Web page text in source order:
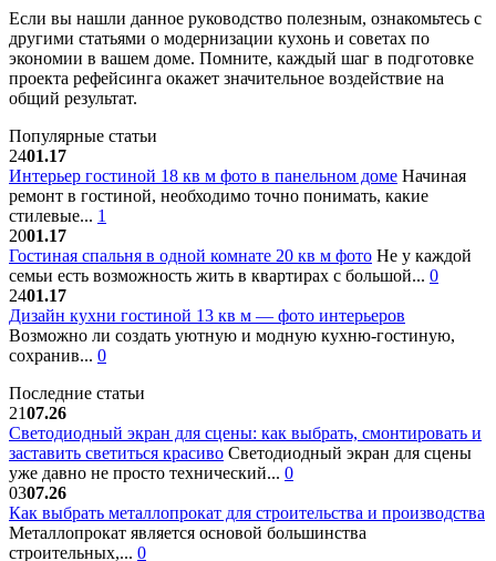
Если вы нашли данное руководство полезным, ознакомьтесь с
другими статьями о модернизации кухонь и советах по
экономии в вашем доме. Помните, каждый шаг в подготовке
проекта рефейсинга окажет значительное воздействие на
общий результат.
Популярные статьи
2401.17
Интерьер гостиной 18 кв м фото в панельном доме Начиная
ремонт в гостиной, необходимо точно понимать, какие
стилевые... 1
2001.17
Гостиная спальня в одной комнате 20 кв м фото Не у каждой
семьи есть возможность жить в квартирах с большой... 0
2401.17
Дизайн кухни гостиной 13 кв м — фото интерьеров
Возможно ли создать уютную и модную кухню-гостиную,
сохранив... 0
Последние статьи
2107.26
Светодиодный экран для сцены: как выбрать, смонтировать и
заставить светиться красиво Светодиодный экран для сцены
уже давно не просто технический... 0
0307.26
Как выбрать металлопрокат для строительства и производства
Металлопрокат является основой большинства
строительных,... 0